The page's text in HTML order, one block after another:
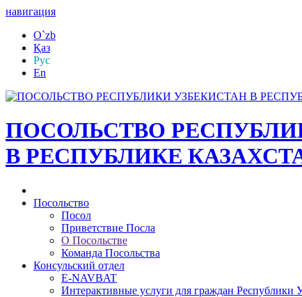
навигация
O`zb
Қаз
Рус
En
ПОСОЛЬСТВО
В РЕСПУБЛИКЕ
Посольство
Посол
Приветствие Посла
О Посольстве
Команда Посольства
Консульский отдел
E-NAVBAT
Интерактивные услуги для граждан Республики